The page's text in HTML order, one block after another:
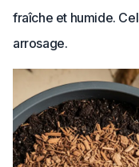
fraîche et humide.
arrosage.